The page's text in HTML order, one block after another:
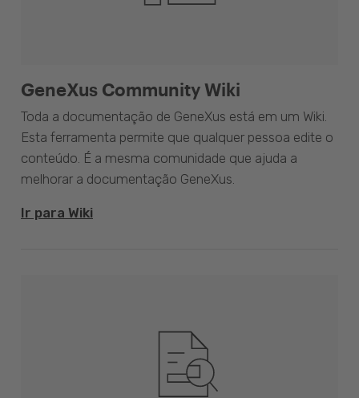
GeneXus Community Wiki
Toda a documentação de GeneXus está em um Wiki.
Esta ferramenta permite que qualquer pessoa edite o
conteúdo. É a mesma comunidade que ajuda a
melhorar a documentação GeneXus.
Ir para Wiki